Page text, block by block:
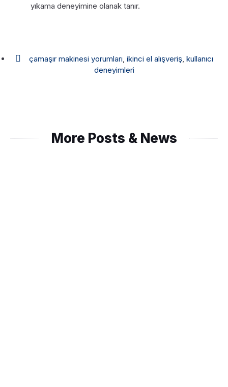
yıkama deneyimine olanak tanır.
çamaşır makinesi yorumları, ikinci el alışveriş, kullanıcı
deneyimleri
More Posts & News